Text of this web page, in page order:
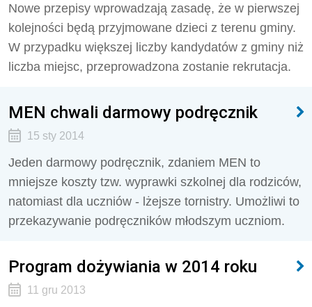
Nowe przepisy wprowadzają zasadę, że w pierwszej
kolejności będą przyjmowane dzieci z terenu gminy.
W przypadku większej liczby kandydatów z gminy niż
liczba miejsc, przeprowadzona zostanie rekrutacja.
MEN chwali darmowy podręcznik
15 sty 2014
Jeden darmowy podręcznik, zdaniem MEN to
mniejsze koszty tzw. wyprawki szkolnej dla rodziców,
natomiast dla uczniów - lżejsze tornistry. Umożliwi to
przekazywanie podręczników młodszym uczniom.
Program dożywiania w 2014 roku
11 gru 2013